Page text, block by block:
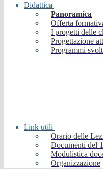
Didattica
Panoramica
Offerta
I progetti delle
Progettazione
Programmi
Link utili
Orario delle
Documenti del
Modulistica
Organizzazione